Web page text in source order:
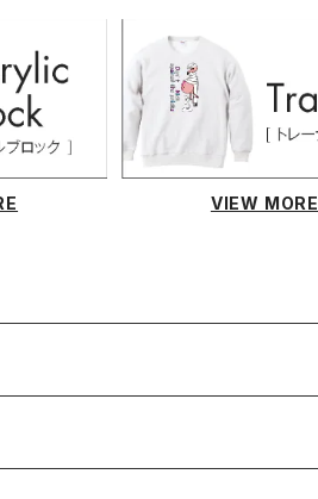
VIEW MORE